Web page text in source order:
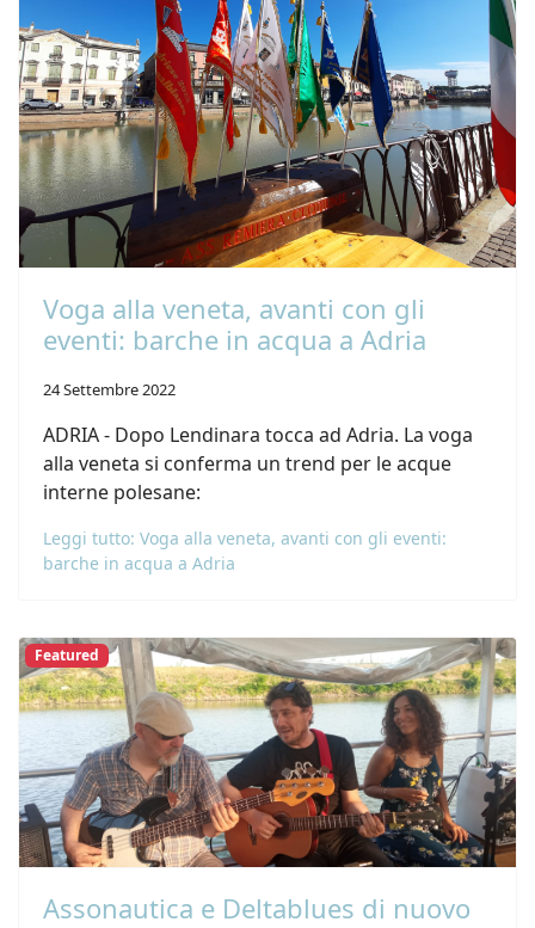
Voga alla veneta, avanti con gli
eventi: barche in acqua a Adria
24 Settembre 2022
ADRIA - Dopo Lendinara tocca ad Adria. La voga
alla veneta si conferma un trend per le acque
interne polesane:
Leggi tutto: Voga alla veneta, avanti con gli eventi:
barche in acqua a Adria
Featured
Assonautica e Deltablues di nuovo